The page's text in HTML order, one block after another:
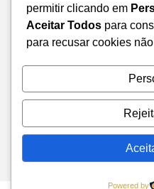
+351
328
a
permitir clicando em
Aceitar Todos para
para recusar cookies
Powered by